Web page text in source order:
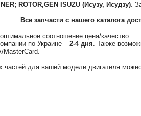
ROTOR,GEN ISUZU (Исузу, Исудзу).
Все запчасти с нашего каталога
соотношение цена/качество.
по Украине –2-4 дня. Также
MasterCard.
частей для вашей модели двигателя